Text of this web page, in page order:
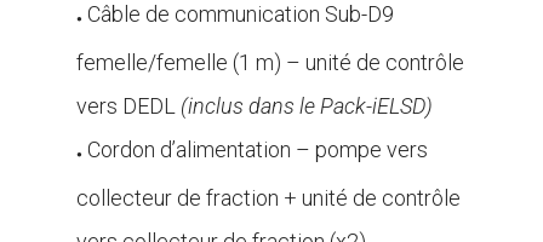
● Câble de communication Sub-D9
femelle/femelle (1 m) – unité de contrôle
vers DEDL (inclus dans le Pack-iELSD)
● Cordon d’alimentation – pompe vers
collecteur de fraction + unité de contrôle